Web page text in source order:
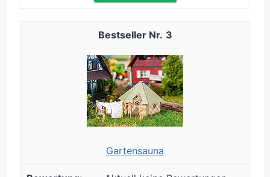
3
Gartensauna